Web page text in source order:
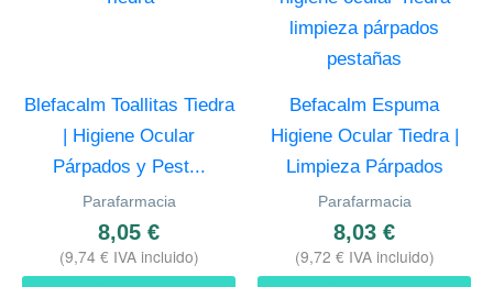
Blefacalm Toallitas Tiedra
| Higiene Ocular
Párpados y Pest...
Parafarmacia
8,05 €
(9,74 € IVA incluido)
Befacalm Espuma
Higiene Ocular Tiedra |
Limpieza Párpados
Parafarmacia
8,03 €
(9,72 € IVA incluido)